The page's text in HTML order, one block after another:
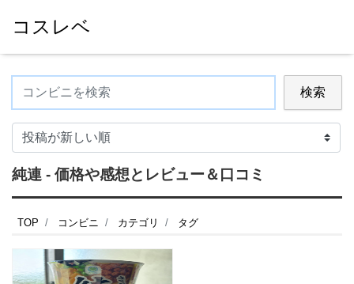
コスレベ
検索
純連 - 価格や感想とレビュー＆口コミ
TOP コンビニ カテゴリ タグ